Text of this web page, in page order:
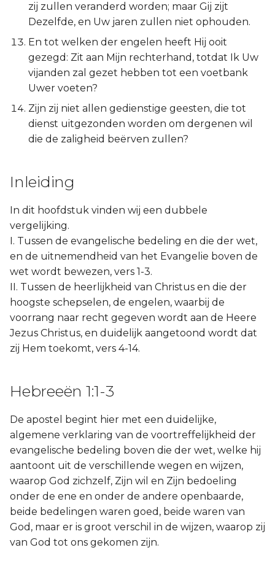
Ezechiël
Daniël
Hoséa
Joël
Amos
Micha
Nahum
Hábakuk
Zefánja
Haggaï
zij zullen veranderd worden; maar Gij zijt
Dezelfde, en Uw jaren zullen niet ophouden.
En tot welken der engelen heeft Hij ooit
gezegd: Zit aan Mijn rechterhand, totdat Ik Uw
vijanden zal gezet hebben tot een voetbank
Uwer voeten?
Zijn zij niet allen gedienstige geesten, die tot
dienst uitgezonden worden om dergenen wil
die de zaligheid beërven zullen?
Inleiding
In dit hoofdstuk vinden wij een dubbele
vergelijking.
I. Tussen de evangelische bedeling en die der wet,
en de uitnemendheid van het Evangelie boven de
wet wordt bewezen, vers 1-3.
II. Tussen de heerlijkheid van Christus en die der
hoogste schepselen, de engelen, waarbij de
voorrang naar recht gegeven wordt aan de Heere
Jezus Christus, en duidelijk aangetoond wordt dat
zij Hem toekomt, vers 4-14.
Hebreeën 1:1-3
De apostel begint hier met een duidelijke,
algemene verklaring van de voortreffelijkheid der
evangelische bedeling boven die der wet, welke hij
aantoont uit de verschillende wegen en wijzen,
waarop God zichzelf, Zijn wil en Zijn bedoeling
onder de ene en onder de andere openbaarde,
beide bedelingen waren goed, beide waren van
God, maar er is groot verschil in de wijzen, waarop zij
van God tot ons gekomen zijn.